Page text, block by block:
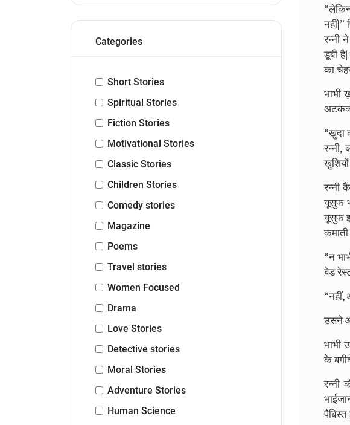
Categories
Short Stories
Spiritual Stories
Fiction Stories
Motivational Stories
Classic Stories
Children Stories
Comedy stories
Magazine
Poems
Travel stories
Women Focused
Drama
Love Stories
Detective stories
Moral Stories
Adventure Stories
Human Science
रन्नी
डूबी
का
भाभी
“खुदा
रन्नी
यूसुफ
यूसुफ
“न
बेड
“नहीं,
उसने
भाभी
के
रन्नी
पैबिस्त